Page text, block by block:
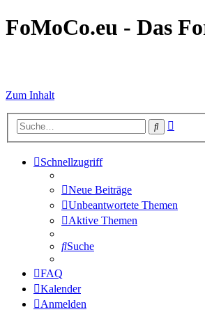
FoMoCo.eu - Das
Zum Inhalt
Suche
Schnellzugriff
Neue Beiträge
Unbeantwortete Themen
Aktive Themen
Suche
FAQ
Kalender
Anmelden